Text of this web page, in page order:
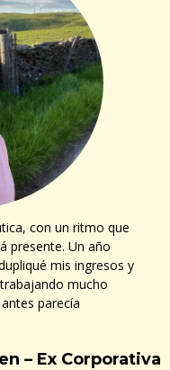
con un ritmo que
presente. Un año
mis ingresos y
mucho
parecía
– Ex Corporativa